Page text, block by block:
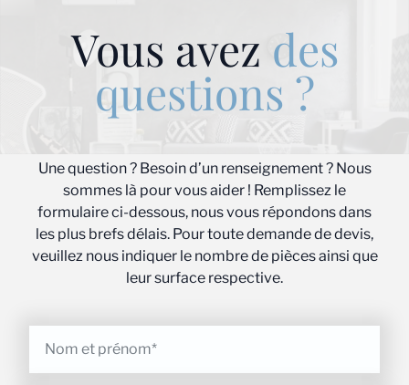
Vous avez des
questions ?
Une question ? Besoin d’un renseignement ? Nous
sommes là pour vous aider ! Remplissez le
formulaire ci-dessous, nous vous répondons dans
les plus brefs délais. Pour toute demande de devis,
veuillez nous indiquer le nombre de pièces ainsi que
leur surface respective.